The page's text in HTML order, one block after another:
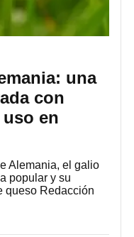
una
con
en
Alemania, el galio
popular y su
queso Redacción